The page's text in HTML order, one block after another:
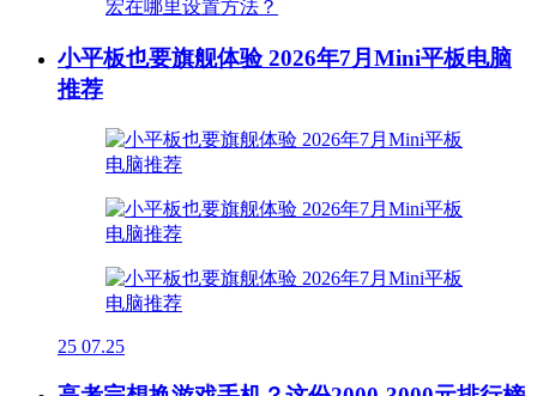
小平板也要旗舰体验 2026年7月Mini平板电脑
推荐
25 07.25